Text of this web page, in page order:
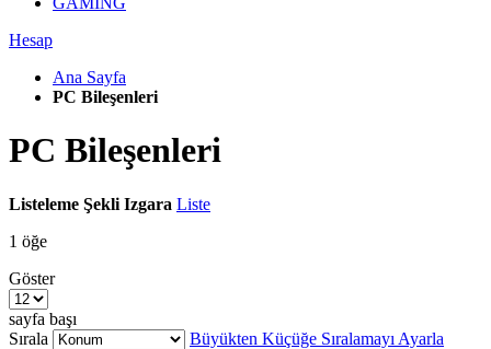
Hesap
Ana Sayfa
PC Bileşenleri
PC Bileşenleri
Listeleme Şekli Izgara Liste
1 öğe
Göster
sayfa başı
Sırala
Büyükten Küçüğe Sıralamayı Ayarla